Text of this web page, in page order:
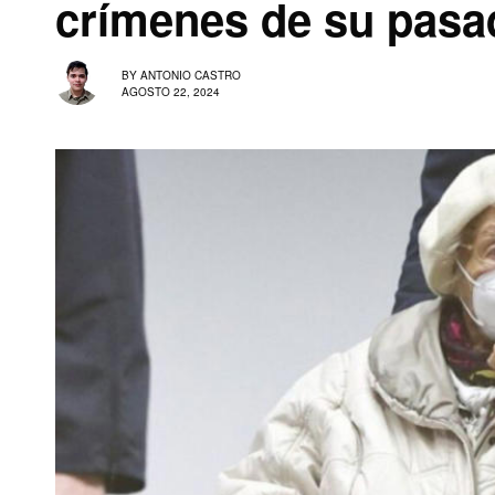
crímenes de su
BY ANTONIO CASTRO
AGOSTO 22, 2024